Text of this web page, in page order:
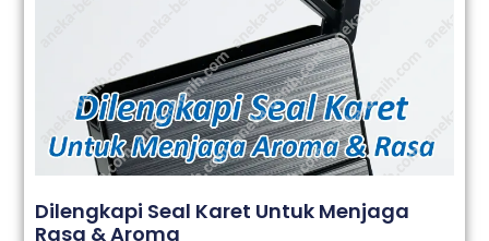
Dilengkapi Seal Karet Untuk Menjaga
Rasa & Aroma